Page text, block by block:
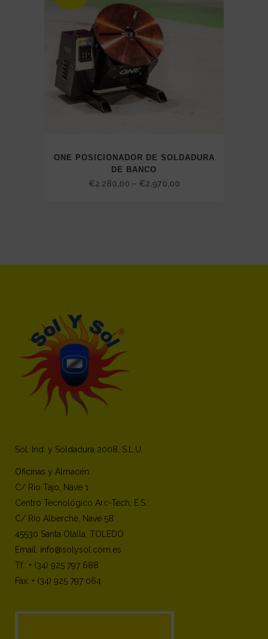
ONE POSICIONADOR DE SOLDADURA
DE BANCO
€2.280,00 – €2.970,00Price
Sol. Ind. y Soldadura 2008, S.L.U.
Oficinas y Almacén:
C/ Rio Tajo, Nave 1
Centro Tecnológico Arc-Tech, E.S.:
C/ Rio Alberche, Nave 58
45530 Santa Olalla, TOLEDO
Email: info@solysol.com.es
Tf.: + (34) 925 797 688
Fax: + (34) 925 797 064